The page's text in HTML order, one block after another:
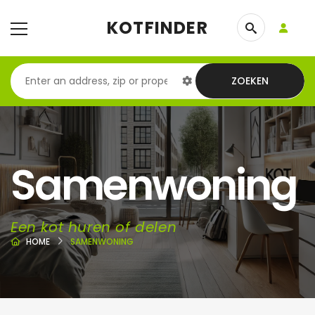
KOTFINDER
ZOEKEN
Samenwoning
Een kot huren of delen
HOME SAMENWONING